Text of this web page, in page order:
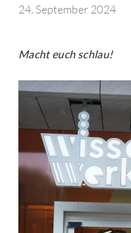
24. September 2024
Macht euch schlau!